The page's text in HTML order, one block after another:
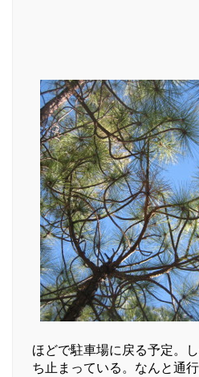
ほどで駐車場に戻る予定。
ち止まっている。なんと通行